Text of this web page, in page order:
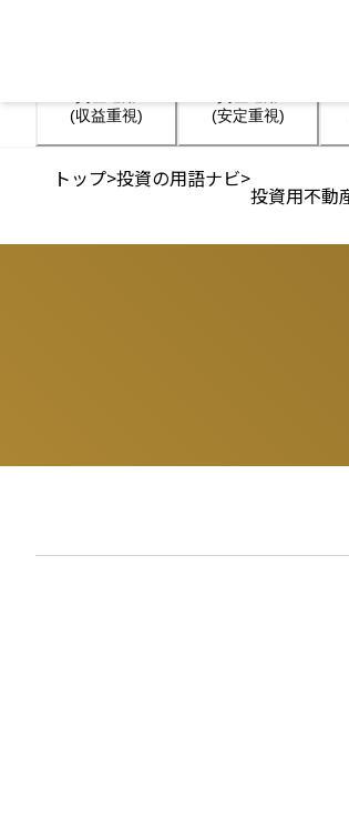
(収益重視)
(安定重視)
トップ>投資の用語ナビ>
投資用不動